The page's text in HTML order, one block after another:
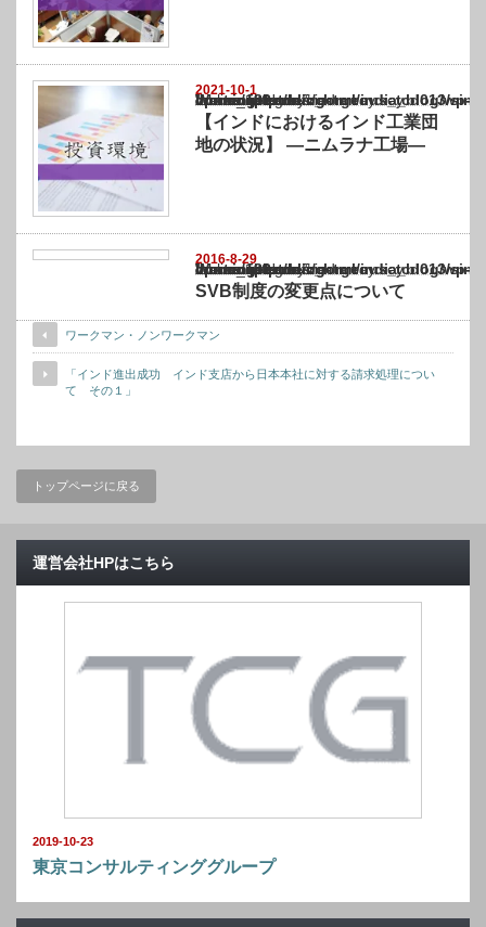
2021-10-1
Warning
: Undefined array key "show_category" in
/home/netst/kuno-cpa.co.jp/public_html/india_blog/wp-content/themes/
on line183
【インドにおけるインド工業団
地の状況】 ―ニムラナ工場―
2016-8-29
Warning
: Undefined array key "show_category" in
/home/netst/kuno-cpa.co.jp/public_html/india_blog/wp-content/themes/
on line183
SVB制度の変更点について
ワークマン・ノンワークマン
「インド進出成功 インド支店から日本本社に対する請求処理につい
て その１」
トップページに戻る
運営会社HPはこちら
2019-10-23
東京コンサルティンググループ